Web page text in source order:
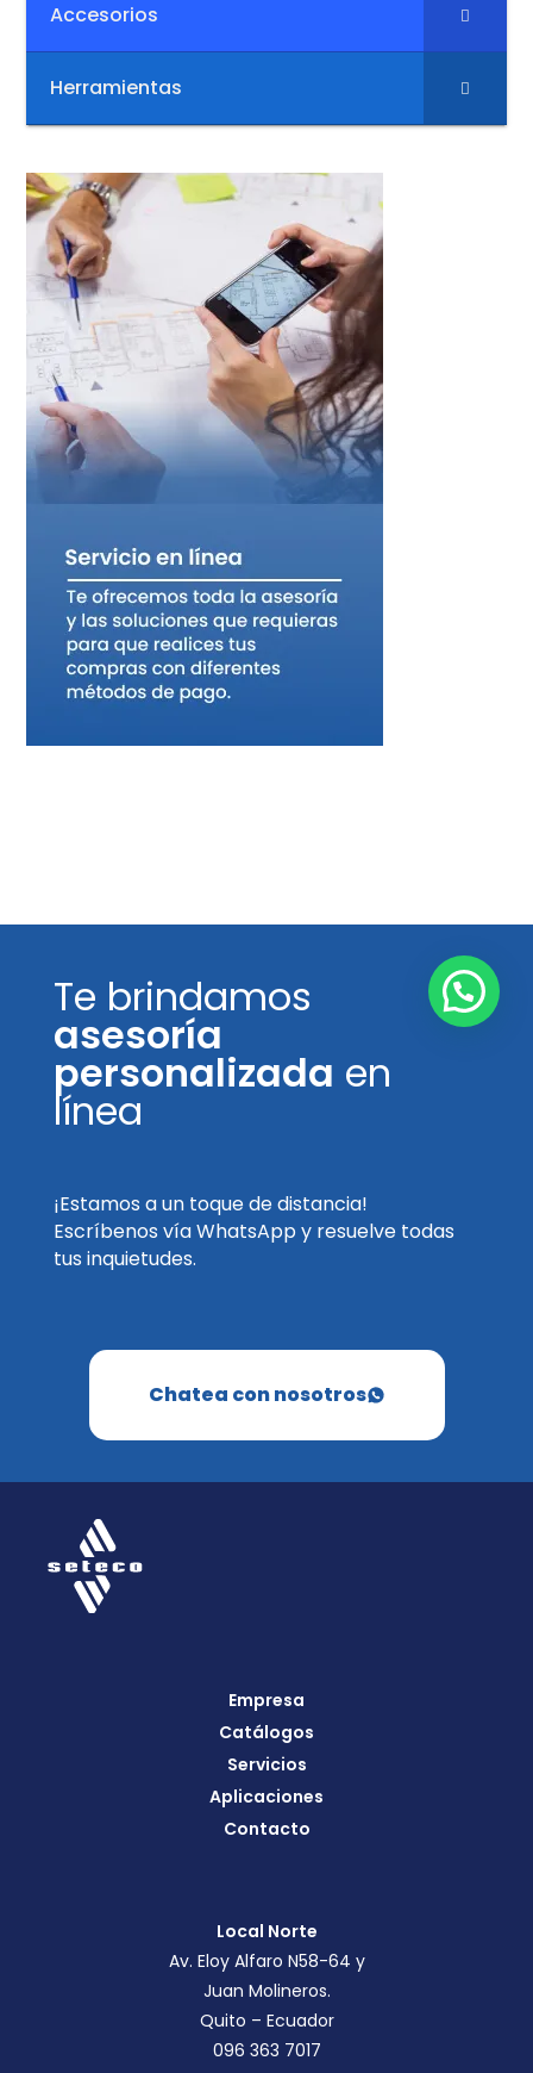
Accesorios
Herramientas
Te brindamos
asesoría
personalizada en
línea
¡Estamos a un toque de distancia!
Escríbenos vía WhatsApp y resuelve todas
tus inquietudes.
Chatea con nosotros
Empresa
Catálogos
Servicios
Aplicaciones
Contacto
Local Norte
Av. Eloy Alfaro N58-64 y
Juan Molineros.
Quito – Ecuador
096 363 7017